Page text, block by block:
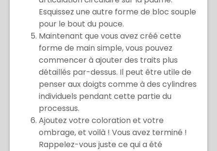
Esquissez une autre forme de bloc souple
pour le bout du pouce.
Maintenant que vous avez créé cette
forme de main simple, vous pouvez
commencer à ajouter des traits plus
détaillés par-dessus. Il peut être utile de
penser aux doigts comme à des cylindres
individuels pendant cette partie du
processus.
Ajoutez votre coloration et votre
ombrage, et voilà ! Vous avez terminé !
Rappelez-vous juste ce qui a été